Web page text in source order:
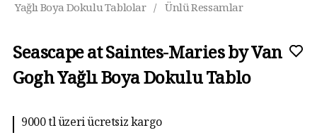
Yağlı Boya Dokulu Tablolar / Ünlü Ressamlar
Seascape at Saintes-Maries by Van
Gogh Yağlı Boya Dokulu Tablo
9000 tl üzeri ücretsiz kargo